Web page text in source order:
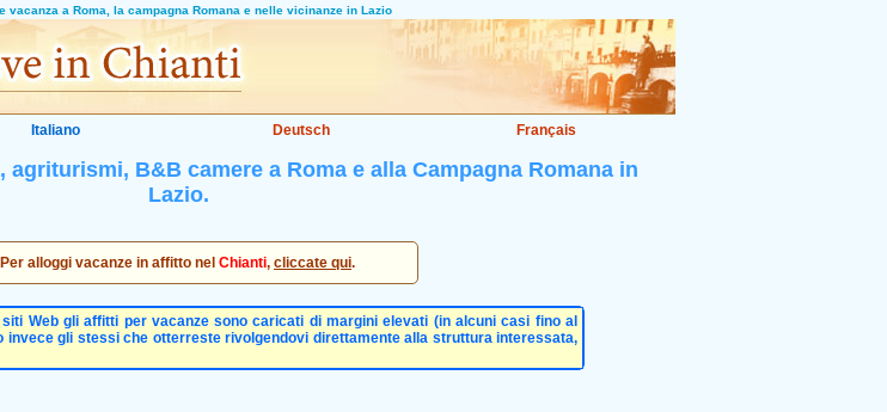
a Roma, la campagna Romana e nelle vicinanze in Lazio
Italiano Deutsch Français
agriturismi, B&B camere a Roma e alla Campagna Romana in
Lazio.
Per alloggi vacanze in affitto nel Chianti, cliccate qui.
Web gli affitti per vacanze sono caricati di margini elevati (in alcuni casi fino al
invece gli stessi che otterreste rivolgendovi direttamente alla struttura interessata,